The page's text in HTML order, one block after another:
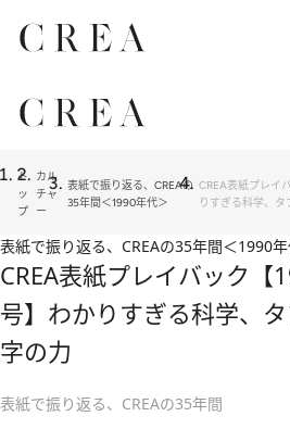
ト
ッ
プ
カル
チャ
ー
表紙で振り返る、CREAの
35年間＜1990年代＞
CREA表紙プレイ
りすぎる科学、
表紙で振り返る、CREAの35年間＜1990
CREA表紙プレイバック【
号】わかりすぎる科学、
字の力
表紙で振り返る、CREAの35年間